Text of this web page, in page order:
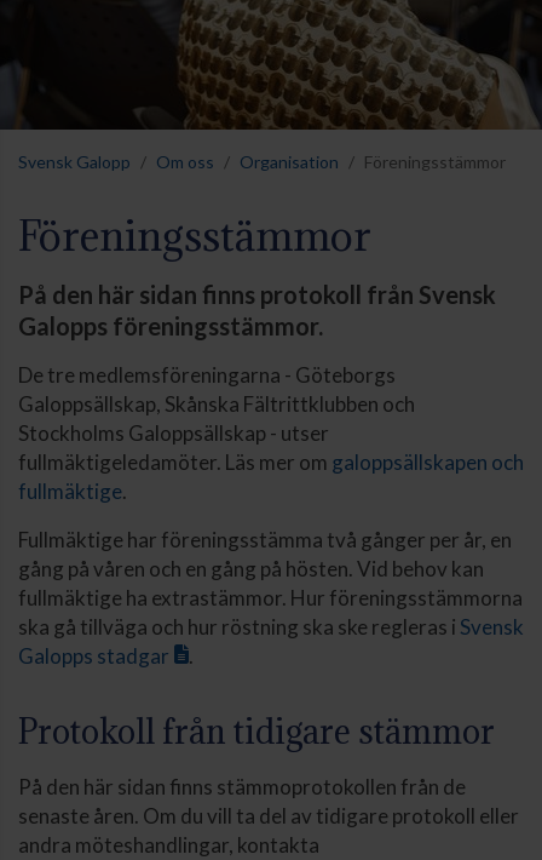
Svensk Galopp Om oss Organisation Föreningsstämmor
Föreningsstämmor
På den här sidan finns protokoll från Svensk
Galopps föreningsstämmor.
De tre medlemsföreningarna - Göteborgs
Galoppsällskap, Skånska Fältrittklubben och
Stockholms Galoppsällskap - utser
fullmäktigeledamöter. Läs mer om galoppsällskapen och
fullmäktige.
Fullmäktige har föreningsstämma två gånger per år, en
gång på våren och en gång på hösten. Vid behov kan
fullmäktige ha extrastämmor. Hur föreningsstämmorna
ska gå tillväga och hur röstning ska ske regleras i Svensk
Galopps stadgar
.
Protokoll från tidigare stämmor
På den här sidan finns stämmoprotokollen från de
senaste åren. Om du vill ta del av tidigare protokoll eller
andra möteshandlingar, kontakta